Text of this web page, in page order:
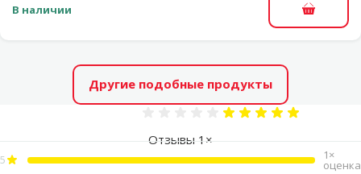
В наличии В
Другие подобные продукты
Отзывы 1×
Оценка 100%
5 1×
оценка